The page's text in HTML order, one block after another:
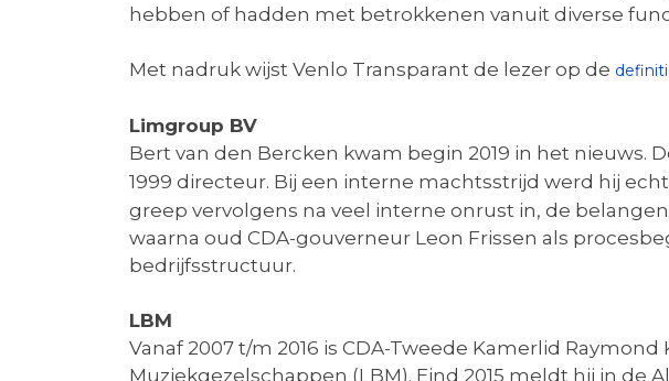
hebben of hadden met betrokkenen vanuit diverse
Met nadruk wijst Venlo Transparant de lezer op de
Limgroup BV
Bert van den Bercken kwam begin 2019 in het nieuws.
1999 directeur. Bij een interne machtsstrijd werd hij
greep vervolgens na veel interne onrust in, de
waarna oud CDA-gouverneur Leon Frissen als
bedrijfsstructuur.
LBM
Vanaf 2007 t/m 2016 is CDA-Tweede Kamerlid
Muziekgezelschappen (LBM). Eind 2015 meldt hij in